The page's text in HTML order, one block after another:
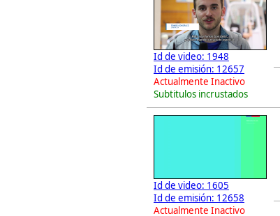
Id de video: 1948
Id de emisión: 12657
Actualmente Inactivo
Subtitulos incrustados
Id de video: 1605
Id de emisión: 12658
Actualmente Inactivo